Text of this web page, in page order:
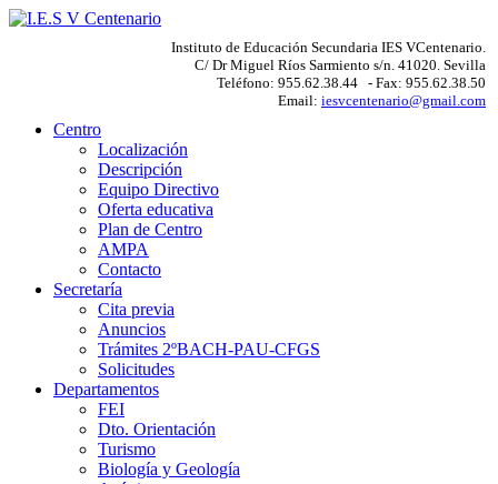
Instituto de Educación Secundaria IES VCentenario.
C/ Dr Miguel Ríos Sarmiento s/n. 41020. Sevilla
Teléfono: 955.62.38.44 - Fax: 955.62.38.50
Email: iesvcentenario@gmail.com
Centro
Localización
Descripción
Equipo Directivo
Oferta educativa
Plan de Centro
AMPA
Contacto
Secretaría
Cita previa
Anuncios
Trámites 2ºBACH-PAU-CFGS
Solicitudes
Departamentos
FEI
Dto. Orientación
Turismo
Biología y Geología